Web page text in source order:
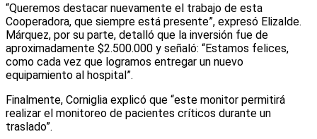
“Queremos destacar nuevamente el trabajo de esta
Cooperadora, que siempre está presente”, expresó Elizalde.
Márquez, por su parte, detalló que la inversión fue de
aproximadamente $2.500.000 y señaló: “Estamos felices,
como cada vez que logramos entregar un nuevo
equipamiento al hospital”.
Finalmente, Corniglia explicó que “este monitor permitirá
realizar el monitoreo de pacientes críticos durante un
traslado”.